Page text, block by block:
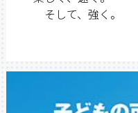
そして、強く。